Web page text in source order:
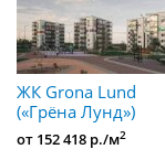
ЖК Grona Lund
(«Грёна Лунд»)
от 152 418 р./м2